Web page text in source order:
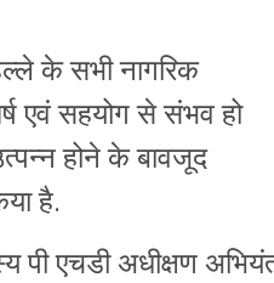
के सभी नागरिक
एवं सहयोग से संभव हो
होने के बावजूद
है.
पी एचडी अधीक्षण